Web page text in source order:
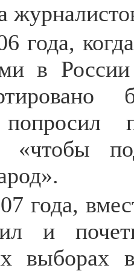
года,
в
«чтобы
года,
и